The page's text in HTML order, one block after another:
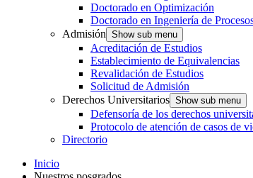
Doctorado en Optimización
Doctorado en Ingeniería de
Admisión Show sub menu
Acreditación de Estudios
Establecimiento de Equivalencias
Revalidación de Estudios
Solicitud de Admisión
Derechos Universitarios Show sub menu
Defensoría de los derechos
Protocolo de atención de casos de
Directorio
Inicio